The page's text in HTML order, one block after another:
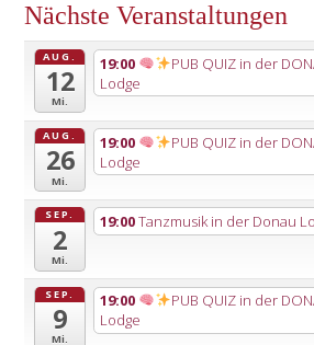
Nächste Veranstaltungen
AUG.
12
Mi.
19:00 PUB QUIZ in der
Lodge
AUG.
26
Mi.
19:00 PUB QUIZ in der
Lodge
SEP.
2
Mi.
19:00Tanzmusik in der Donau
SEP.
9
Mi.
19:00 PUB QUIZ in der
Lodge